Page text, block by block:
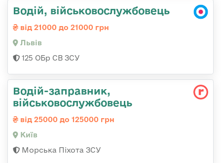
Водій, військовослужбовець
від 21000 до 21000 грн
Львів
125 ОБр СВ ЗСУ
Водій-заправник,
військовослужбовець
від 25000 до 125000 грн
Київ
Морська Піхота ЗСУ